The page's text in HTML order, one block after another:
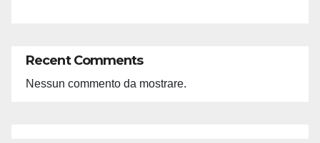
Recent Comments
Nessun commento da mostrare.